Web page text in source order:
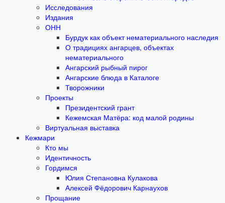
Исследования
Издания
ОНН
Бурдук как объект нематериального наследия
О традициях ангарцев, объектах
нематериального
Ангарский рыбный пирог
Ангарские блюда в Каталоге
Творожники
Проекты
Президентский грант
Кежемская Матёра: код малой родины
Виртуальная выставка
Кежмари
Кто мы
Идентичность
Гордимся
Юлия Степановна Кулакова
Алексей Фёдорович Карнаухов
Прощание